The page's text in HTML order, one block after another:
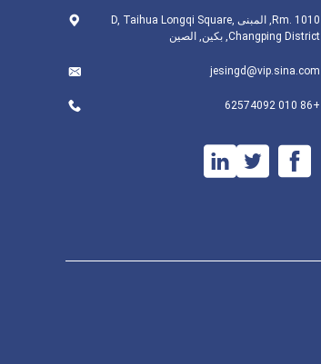
Rm. 1010, المبنى D, Taihua Longqi Square,
Changping District, بكين, الصين
jesingd@vip.sina.com
+86 010 62574092